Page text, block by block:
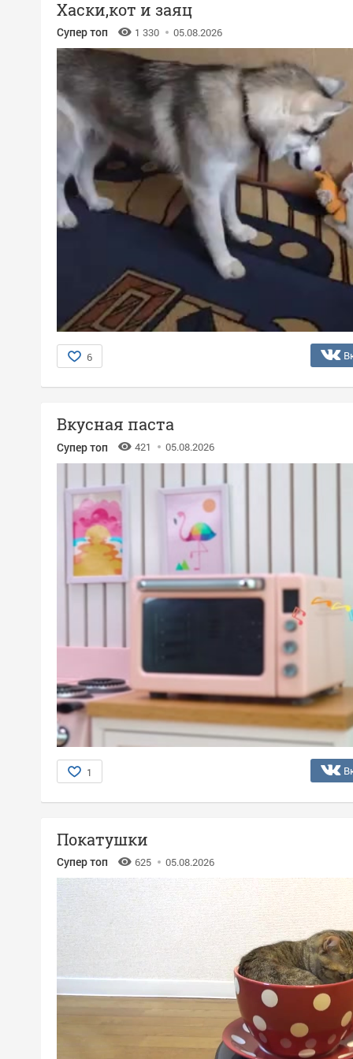
Хаски,кот и заяц
Супер топ 1 330 05.08.2026
6
Вкусная паста
Супер топ 421 05.08.2026
1
Покатушки
Супер топ 625 05.08.2026